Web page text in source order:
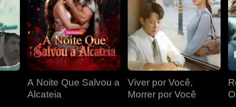
A Noite Que Salvou a
Alcateia
Viver por Você,
Morrer por Você